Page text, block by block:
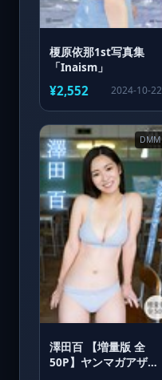
榎原依那1st写真集
「Inaism」
¥2,552 2024-10-22
DMM
澤田百 【増量版 全
50P】ヤンマガアザー